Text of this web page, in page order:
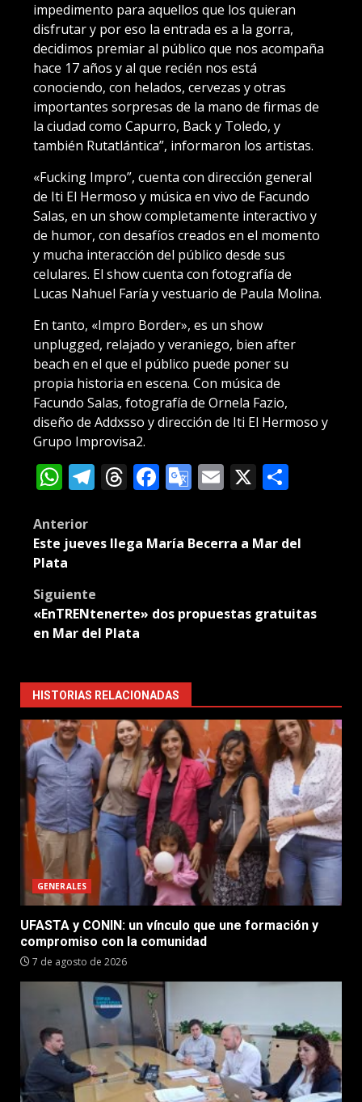
impedimento para aquellos que los quieran
disfrutar y por eso la entrada es a la gorra,
decidimos premiar al público que nos acompaña
hace 17 años y al que recién nos está
conociendo, con helados, cervezas y otras
importantes sorpresas de la mano de firmas de
la ciudad como Capurro, Back y Toledo, y
también Rutatlántica”, informaron los artistas.
«Fucking Impro”, cuenta con dirección general
de Iti El Hermoso y música en vivo de Facundo
Salas, en un show completamente interactivo y
de humor, con desafíos creados en el momento
y mucha interacción del público desde sus
celulares. El show cuenta con fotografía de
Lucas Nahuel Faría y vestuario de Paula Molina.
En tanto, «Impro Border», es un show
unplugged, relajado y veraniego, bien after
beach en el que el público puede poner su
propia historia en escena. Con música de
Facundo Salas, fotografía de Ornela Fazio,
diseño de Addxsso y dirección de Iti El Hermoso y
Grupo Improvisa2.
WhatsApp
Telegram
Threads
Facebook
Google
Email
X
Post
navigation
Anterior
Este jueves llega María Becerra a Mar del
Plata
Siguiente
«EnTRENtenerte» dos propuestas gratuitas
en Mar del Plata
HISTORIAS RELACIONADAS
GENERALES
UFASTA y CONIN: un vínculo que une formación y
compromiso con la comunidad
7 de agosto de 2026